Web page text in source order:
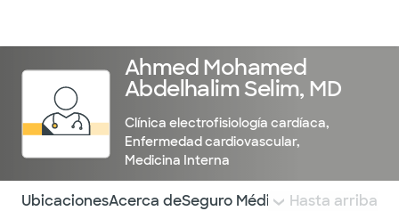
Ahmed Mohamed
Abdelhalim Selim, MD
Clínica electrofisiología cardíaca,
Enfermedad cardiovascular,
Medicina Interna
Utilice esta navegación para saltar rápidamente a
UbicacionesAcerca deSeguro Médico COMENTARIOS
Hasta arriba